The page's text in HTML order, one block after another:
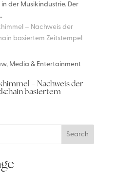
– Nachweis der
basiertem
, Media & Entertainment
der Musikindustrie. Der
Search